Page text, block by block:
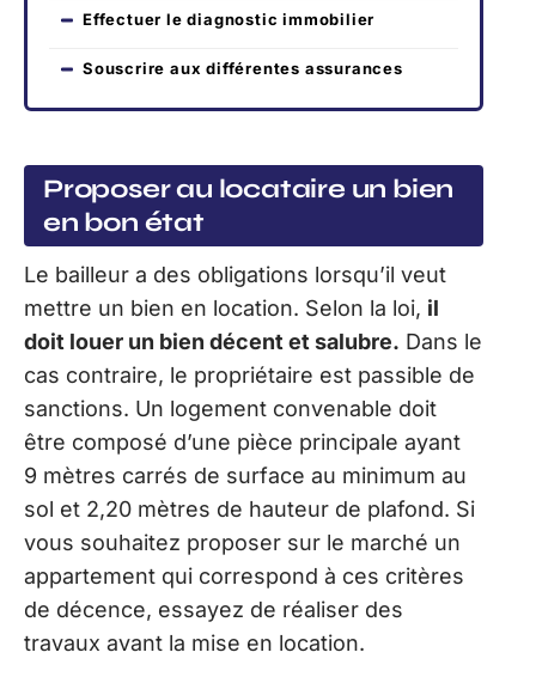
Effectuer le diagnostic immobilier
Souscrire aux différentes assurances
Proposer au locataire un bien
en bon état
Le bailleur a des obligations lorsqu’il veut
mettre un bien en location. Selon la loi, il
doit louer un bien décent et salubre. Dans le
cas contraire, le propriétaire est passible de
sanctions. Un logement convenable doit
être composé d’une pièce principale ayant
9 mètres carrés de surface au minimum au
sol et 2,20 mètres de hauteur de plafond. Si
vous souhaitez proposer sur le marché un
appartement qui correspond à ces critères
de décence, essayez de réaliser des
travaux avant la mise en location.